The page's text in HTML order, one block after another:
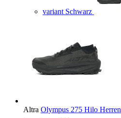
variant Schwarz
Altra Olympus 275 Hilo Herren